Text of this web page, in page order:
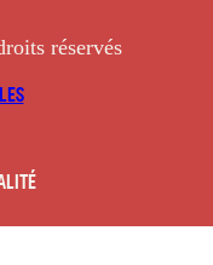
réservés